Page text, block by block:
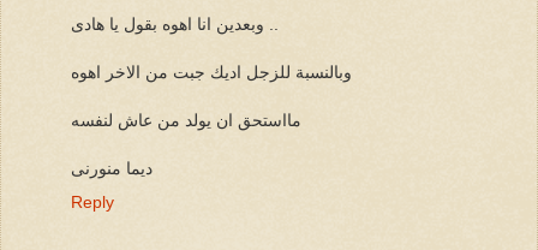
وبالنسبة للزجل اديك جبت من الاخر اهوه
مااستحق ان يولد من عاش لنفسه
ديما منورنى
Reply